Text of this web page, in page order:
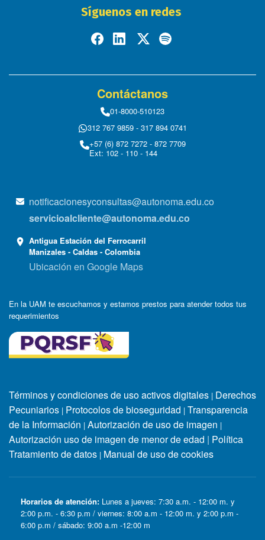
Síguenos en redes
Contáctanos
01-8000-510123
312 767 9859 - 317 894 0741
+57 (6) 872 7272 - 872 7709
Ext: 102 - 110 - 144
notificacionesyconsultas@autonoma.edu.co
servicioalcliente@autonoma.edu.co
Antigua Estación del Ferrocarril
Manizales - Caldas - Colombia
Ubicación en Google Maps
En la UAM te escuchamos y estamos prestos para atender todos tus
requerimientos
Términos y condiciones de uso activos digitales | Derechos
Pecuniarios | Protocolos de bioseguridad | Transparencia
de la Información | Autorización de uso de imagen |
Autorización uso de imagen de menor de edad | Política
Tratamiento de datos | Manual de uso de cookies
Horarios de atención: Lunes a jueves: 7:30 a.m. - 12:00 m. y
2:00 p.m. - 6:30 p.m / viernes: 8:00 a.m - 12:00 m. y 2:00 p.m -
6:00 p.m / sábado: 9:00 a.m -12:00 m